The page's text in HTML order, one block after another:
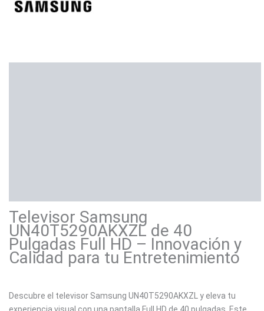
Televisor Samsung
UN40T5290AKXZL de 40
Pulgadas Full HD – Innovación y
Calidad para tu Entretenimiento
Descubre el televisor Samsung UN40T5290AKXZL y eleva tu